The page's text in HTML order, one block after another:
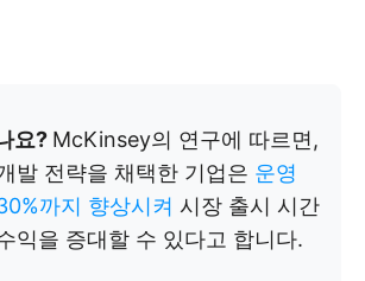
요? McKinsey의 연구에 따르면,
발 전략을 채택한 기업은 운영
까지 향상시켜 시장 출시 시간
익을 증대할 수 있다고 합니다.